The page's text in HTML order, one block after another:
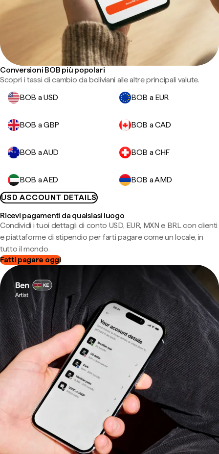
Conversioni BOB più popolari
Scopri i tassi di cambio da boliviani alle altre principali valute.
BOB a USD
BOB a EUR
BOB a GBP BOB a CAD
BOB a AUD BOB a CHF
BOB a AED
BOB a AMD
USD ACCOUNT DETAILS
Ricevi pagamenti da qualsiasi luogo
Condividi i tuoi dettagli di conto USD, EUR, MXN e BRL con clienti
e piattaforme di stipendio per farti pagare come un locale, in
tutto il mondo.
Fatti pagare oggi